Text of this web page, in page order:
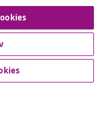
αποτελεί